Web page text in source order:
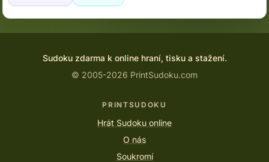
Sudoku zdarma k online hraní, tisku a stažení.
© 2005-2026 PrintSudoku.com
PRINTSUDOKU
Hrát Sudoku online
O nás
Soukromí